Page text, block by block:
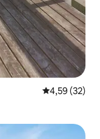
Note
4,59 (32)